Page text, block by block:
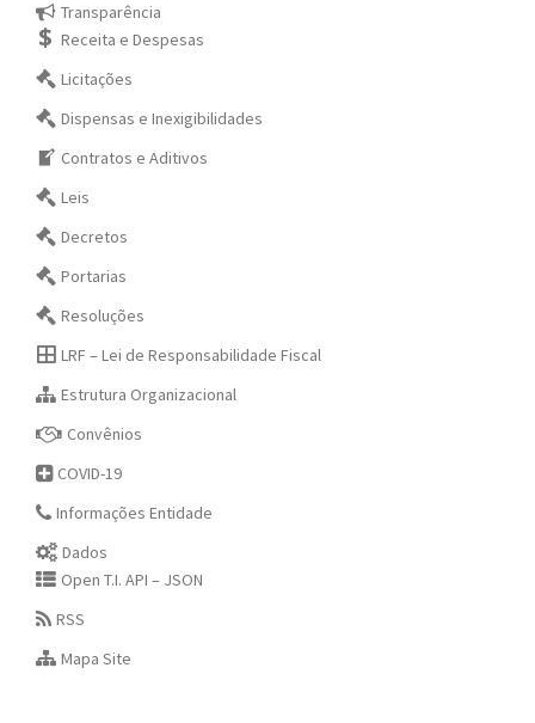
Transparência
Receita e Despesas
Licitações
Dispensas e Inexigibilidades
Contratos e Aditivos
Leis
Decretos
Portarias
Resoluções
LRF – Lei de Responsabilidade Fiscal
Estrutura Organizacional
Convênios
COVID-19
Informações Entidade
Dados
Open T.I. API – JSON
RSS
Mapa Site